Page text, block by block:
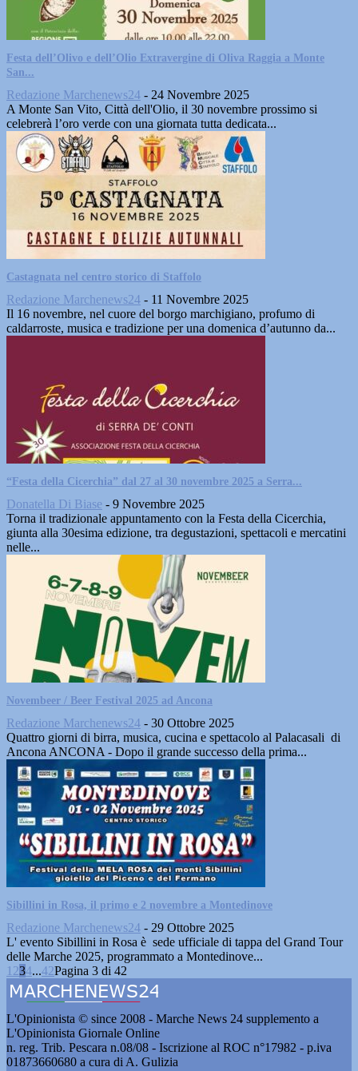
Festa dell’Olivo e dell’Olio Extravergine di Oliva Raggia a Monte
San...
Redazione Marchenews24 - 24 Novembre 2025
A Monte San Vito, Città dell'Olio, il 30 novembre prossimo si
celebrerà l’oro verde con una giornata tutta dedicata...
Castagnata nel centro storico di Staffolo
Redazione Marchenews24 - 11 Novembre 2025
Il 16 novembre, nel cuore del borgo marchigiano, profumo di
caldarroste, musica e tradizione per una domenica d’autunno da...
“Festa della Cicerchia” dal 27 al 30 novembre 2025 a Serra...
Donatella Di Biase - 9 Novembre 2025
Torna il tradizionale appuntamento con la Festa della Cicerchia,
giunta alla 30esima edizione, tra degustazioni, spettacoli e mercatini
nelle...
Novembeer / Beer Festival 2025 ad Ancona
Redazione Marchenews24 - 30 Ottobre 2025
Quattro giorni di birra, musica, cucina e spettacolo al Palacasali di
Ancona ANCONA - Dopo il grande successo della prima...
Sibillini in Rosa, il primo e 2 novembre a Montedinove
Redazione Marchenews24 - 29 Ottobre 2025
L' evento Sibillini in Rosa è sede ufficiale di tappa del Grand Tour
delle Marche 2025, programmato a Montedinove...
1 234...42Pagina 3 di 42
L'Opinionista © since 2008 - Marche News 24 supplemento a
L'Opinionista Giornale Online
n. reg. Trib. Pescara n.08/08 - Iscrizione al ROC n°17982 - p.iva
01873660680 a cura di A. Gulizia